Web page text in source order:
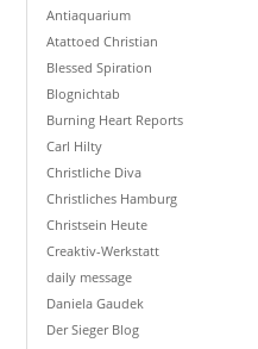
Antiaquarium
Atattoed Christian
Blessed Spiration
Blognichtab
Burning Heart Reports
Carl Hilty
Christliche Diva
Christliches Hamburg
Christsein Heute
Creaktiv-Werkstatt
daily message
Daniela Gaudek
Der Sieger Blog